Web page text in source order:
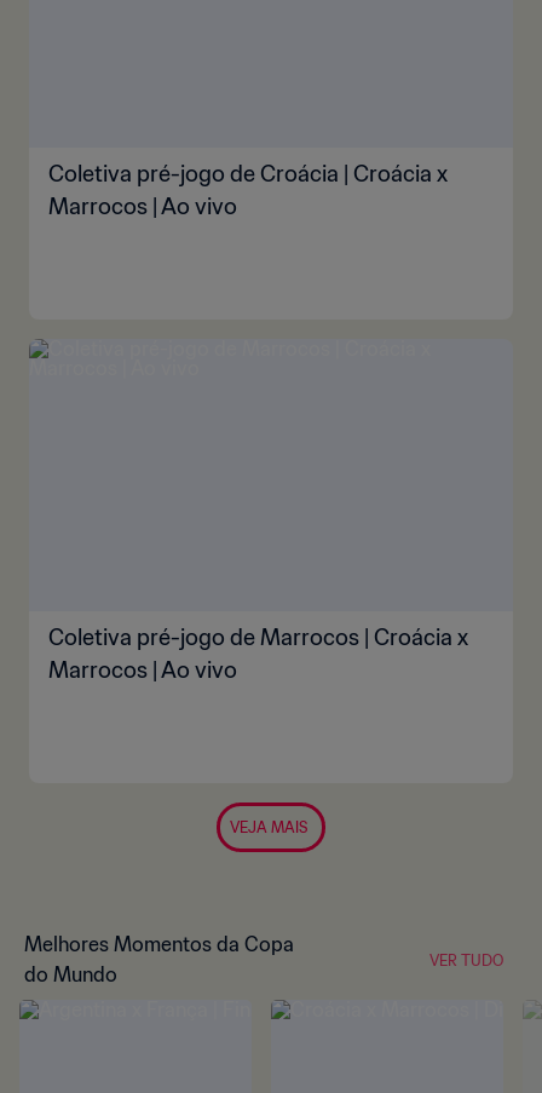
Coletiva pré-jogo de Croácia | Croácia x
Marrocos | Ao vivo
Coletiva pré-jogo de Marrocos | Croácia x
Marrocos | Ao vivo
VEJA MAIS
Melhores Momentos da Copa
do Mundo
VER TUDO